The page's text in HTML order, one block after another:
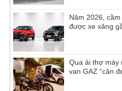
Năm 2026,
được xe xăng
Qua ải thợ máy
van GAZ “cân